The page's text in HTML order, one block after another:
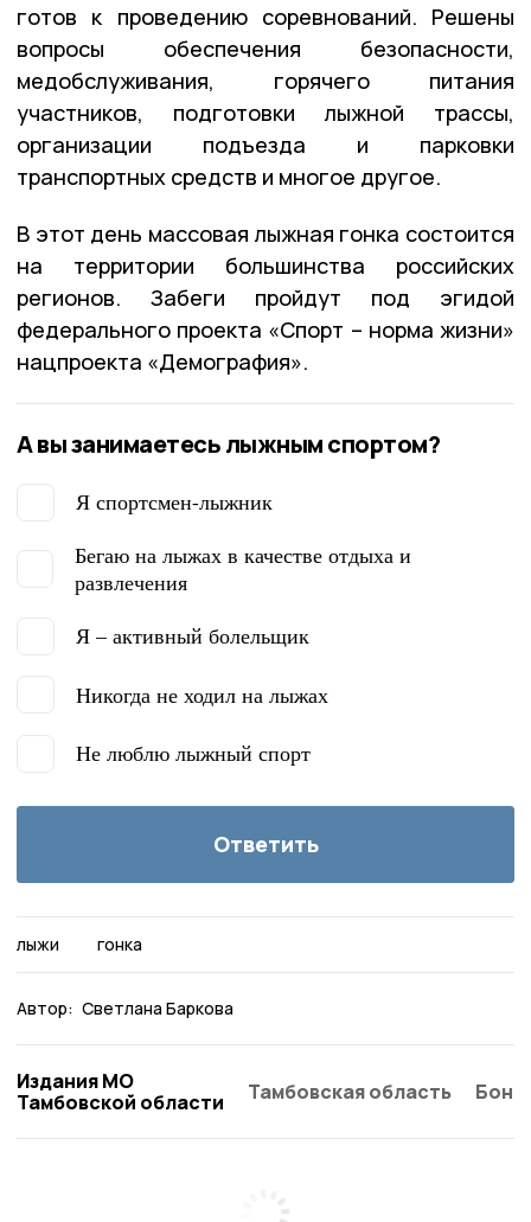
готов к проведению соревнований. Решены
вопросы обеспечения безопасности,
медобслуживания, горячего питания
участников, подготовки лыжной трассы,
организации подъезда и парковки
транспортных средств и многое другое.
В этот день массовая лыжная гонка состоится
на территории большинства российских
регионов. Забеги пройдут под эгидой
федерального проекта «Спорт – норма жизни»
нацпроекта «Демография».
А вы занимаетесь лыжным спортом?
Я спортсмен-лыжник
Бегаю на лыжах в качестве отдыха и
развлечения
Я – активный болельщик
Никогда не ходил на лыжах
Не люблю лыжный спорт
Ответить
лыжи гонка
Автор: Светлана Баркова
Издания МО
Тамбовской области
Тамбовская область